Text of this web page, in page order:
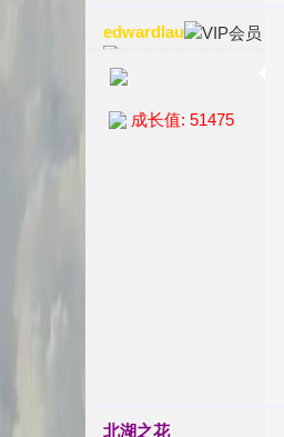
edwardlau
成长值: 51475
北湖之花